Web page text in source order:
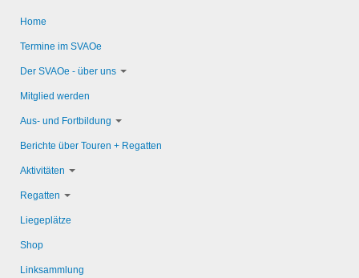
Home
Termine im SVAOe
Der SVAOe - über uns
Mitglied werden
Aus- und Fortbildung
Berichte über Touren + Regatten
Aktivitäten
Regatten
Liegeplätze
Shop
Linksammlung